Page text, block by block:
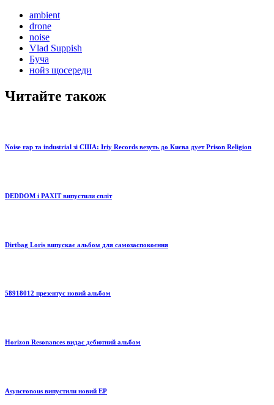
ambient
drone
noise
Vlad Suppish
Буча
нойз щосереди
Читайте також
Noise rap та industrial зі США: Iriy Records везуть до Києва дует Prison Religion
DEDDOM і PAXIT випустили спліт
Dirtbag Loris випускає альбом для самозаспокоєння
58918012 презентує новий альбом
Horizon Resonances видає дебютний альбом
Asyncronous випустили новий EP